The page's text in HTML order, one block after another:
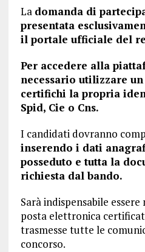
La domanda di
presentata
il portale ufficiale del
Per accedere alla
necessario utilizzare
certifichi la propria
Spid, Cie o Cns.
I candidati dovranno
inserendo i dati
posseduto e tutta la
richiesta dal bando.
Sarà indispensabile
posta elettronica
trasmesse tutte le
concorso.